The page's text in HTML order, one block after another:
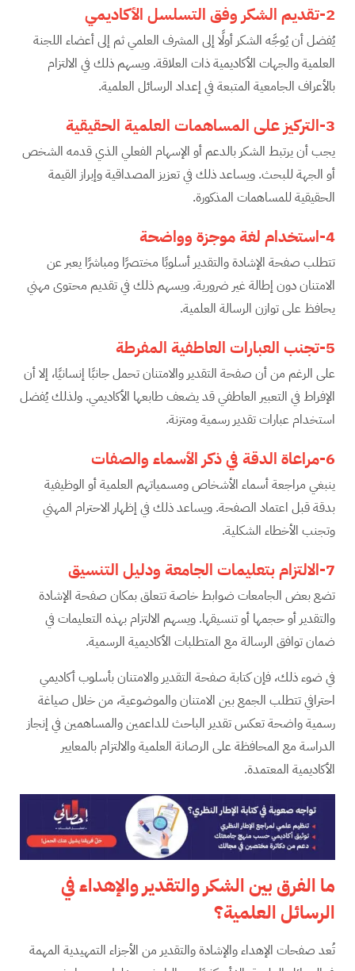
2-تقديم الشكر وفق التسلسل الأكاديمي
يُفضل أن يُوجَّه الشكر أولًا إلى المشرف العلمي ثم إلى أعضاء اللجنة
العلمية والجهات الأكاديمية ذات العلاقة. ويسهم ذلك في الالتزام
بالأعراف الجامعية المتبعة في إعداد الرسائل العلمية.
3-التركيز على المساهمات العلمية الحقيقية
يجب أن يرتبط الشكر بالدعم أو الإسهام الفعلي الذي قدمه الشخص
أو الجهة للبحث. ويساعد ذلك في تعزيز المصداقية وإبراز القيمة
الحقيقية للمساهمات المذكورة.
4-استخدام لغة موجزة وواضحة
تتطلب صفحة الإشادة والتقدير أسلوبًا مختصرًا ومباشرًا يعبر عن
الامتنان دون إطالة غير ضرورية. ويسهم ذلك في تقديم محتوى مهني
يحافظ على توازن الرسالة العلمية.
5-تجنب العبارات العاطفية المفرطة
على الرغم من أن صفحة التقدير والامتنان تحمل جانبًا إنسانيًا، إلا أن
الإفراط في التعبير العاطفي قد يضعف طابعها الأكاديمي. ولذلك يُفضل
استخدام عبارات تقدير رسمية ومتزنة.
6-مراعاة الدقة في ذكر الأسماء والصفات
ينبغي مراجعة أسماء الأشخاص ومسمياتهم العلمية أو الوظيفية
بدقة قبل اعتماد الصفحة. ويساعد ذلك في إظهار الاحترام المهني
وتجنب الأخطاء الشكلية.
7-الالتزام بتعليمات الجامعة ودليل التنسيق
تضع بعض الجامعات ضوابط خاصة تتعلق بمكان صفحة الإشادة
والتقدير أو حجمها أو تنسيقها. ويسهم الالتزام بهذه التعليمات في
ضمان توافق الرسالة مع المتطلبات الأكاديمية الرسمية.
في ضوء ذلك، فإن كتابة صفحة التقدير والامتنان بأسلوب أكاديمي
احترافي تتطلب الجمع بين الامتنان والموضوعية، من خلال صياغة
رسمية واضحة تعكس تقدير الباحث للداعمين والمساهمين في إنجاز
الدراسة مع المحافظة على الرصانة العلمية والالتزام بالمعايير
الأكاديمية المعتمدة.
ما الفرق بين الشكر والتقدير والإهداء في
الرسائل العلمية؟
تُعد صفحات الإهداء والإشادة والتقدير من الأجزاء التمهيدية المهمة